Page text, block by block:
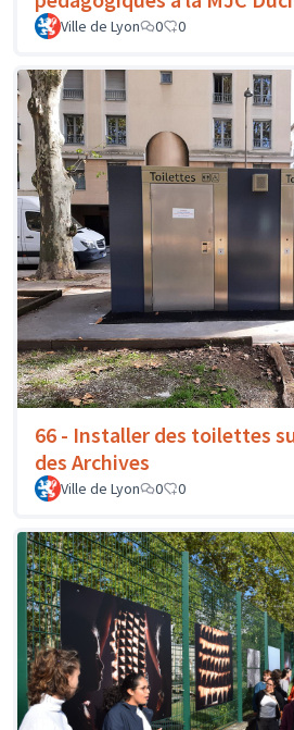
Ville de Lyon 0 0
66 - Installer des toilettes
des Archives
Ville de Lyon 0 0